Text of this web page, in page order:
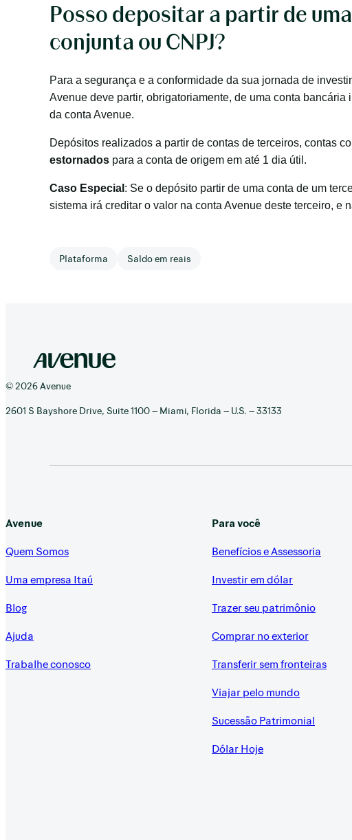
Posso depositar a partir de
conjunta ou CNPJ?
Para a segurança e a conformidade da sua jornada de
Avenue deve partir, obrigatoriamente, de uma conta
da conta Avenue.
Depósitos realizados a partir de contas de terceiros, contas
estornados para a conta de origem em até 1 dia útil.
Caso Especial : Se o depósito partir de uma conta de um
sistema irá creditar o valor na conta Avenue deste terceiro, e
Plataforma Saldo em reais
© 2026 Avenue
2601 S Bayshore Drive, Suite 1100 – Miami, Florida – U.S. – 33133
Avenue
Quem Somos
Uma empresa Itaú
Blog
Ajuda
Trabalhe conosco
Para você
Benefícios e Assessoria
Investir em dólar
Trazer seu patrimônio
Comprar no exterior
Transferir sem fronteiras
Viajar pelo mundo
Sucessão Patrimonial
Dólar Hoje